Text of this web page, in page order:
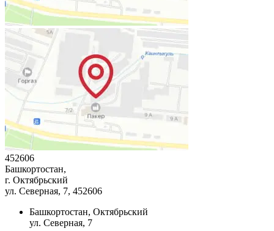
452606
Башкортостан,
г. Октябрьский
ул. Северная, 7, 452606
Башкортостан, Октябрьский
ул. Северная, 7